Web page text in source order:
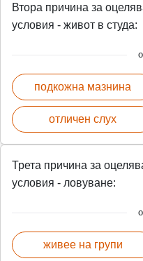
Втора причина за
условия - живот в студа:
подкожна мазнина
отличен слух
Трета причина за
условия - ловуване:
живее на групи